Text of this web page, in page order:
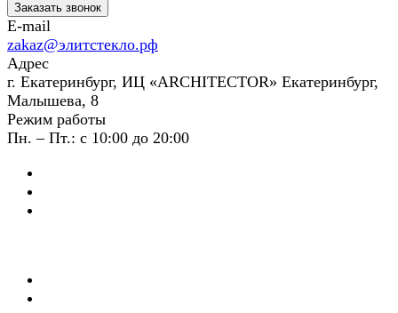
Заказать звонок
E-mail
zakaz@элитстекло.рф
Адрес
г. Екатеринбург, ИЦ «ARCHITECTOR» Екатеринбург,
Малышева, 8
Режим работы
Пн. – Пт.: с 10:00 до 20:00